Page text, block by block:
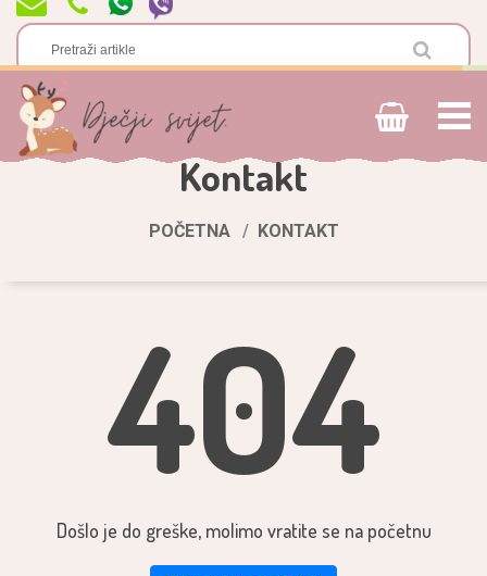
Kontakt
POČETNA KONTAKT
404
Došlo je do greške, molimo vratite se na početnu